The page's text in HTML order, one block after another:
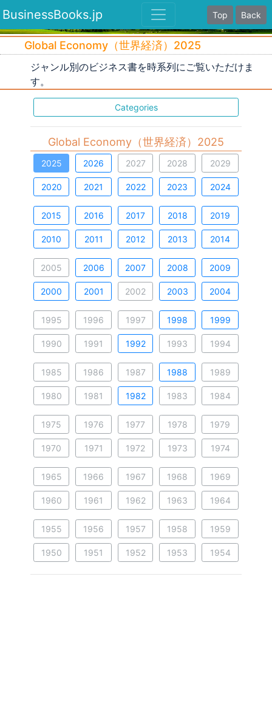
BusinessBooks.jp Top Back
Global Economy（世界経済）2025
ジャンル別のビジネス書を時系列にご覧いただけま
す。
Categories
Global Economy（世界経済）2025
2025 2026 2027 2028 2029
2020 2021 2022 2023 2024
2015 2016 2017 2018 2019
2010 2011 2012 2013 2014
2005 2006 2007 2008 2009
2000 2001 2002 2003 2004
1995 1996 1997 1998 1999
1990 1991 1992 1993 1994
1985 1986 1987 1988 1989
1980 1981 1982 1983 1984
1975 1976 1977 1978 1979
1970 1971 1972 1973 1974
1965 1966 1967 1968 1969
1960 1961 1962 1963 1964
1955 1956 1957 1958 1959
1950 1951 1952 1953 1954